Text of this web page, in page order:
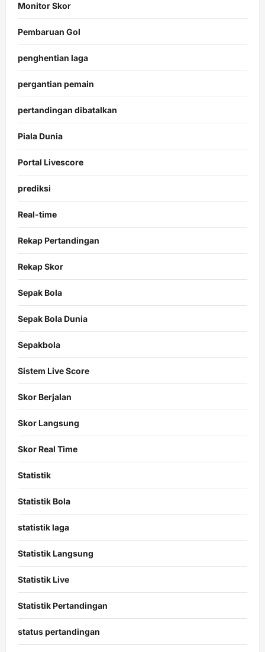
Monitor Skor
Pembaruan Gol
penghentian laga
pergantian pemain
pertandingan dibatalkan
Piala Dunia
Portal Livescore
prediksi
Real-time
Rekap Pertandingan
Rekap Skor
Sepak Bola
Sepak Bola Dunia
Sepakbola
Sistem Live Score
Skor Berjalan
Skor Langsung
Skor Real Time
Statistik
Statistik Bola
statistik laga
Statistik Langsung
Statistik Live
Statistik Pertandingan
status pertandingan